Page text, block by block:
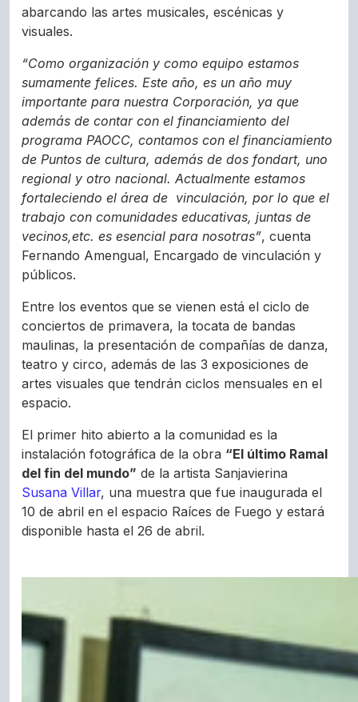
abarcando las artes musicales, escénicas y
visuales.
“Como organización y como equipo estamos
sumamente felices. Este año, es un año muy
importante para nuestra Corporación, ya que
además de contar con el financiamiento del
programa PAOCC, contamos con el financiamiento
de Puntos de cultura, además de dos fondart, uno
regional y otro nacional. Actualmente estamos
fortaleciendo el área de vinculación, por lo que el
trabajo con comunidades educativas, juntas de
vecinos,etc. es esencial para nosotras”, cuenta
Fernando Amengual, Encargado de vinculación y
públicos.
Entre los eventos que se vienen está el ciclo de
conciertos de primavera, la tocata de bandas
maulinas, la presentación de compañías de danza,
teatro y circo, además de las 3 exposiciones de
artes visuales que tendrán ciclos mensuales en el
espacio.
El primer hito abierto a la comunidad es la
instalación fotográfica de la obra “El último Ramal
del fin del mundo” de la artista Sanjavierina
Susana Villar, una muestra que fue inaugurada el
10 de abril en el espacio Raíces de Fuego y estará
disponible hasta el 26 de abril.